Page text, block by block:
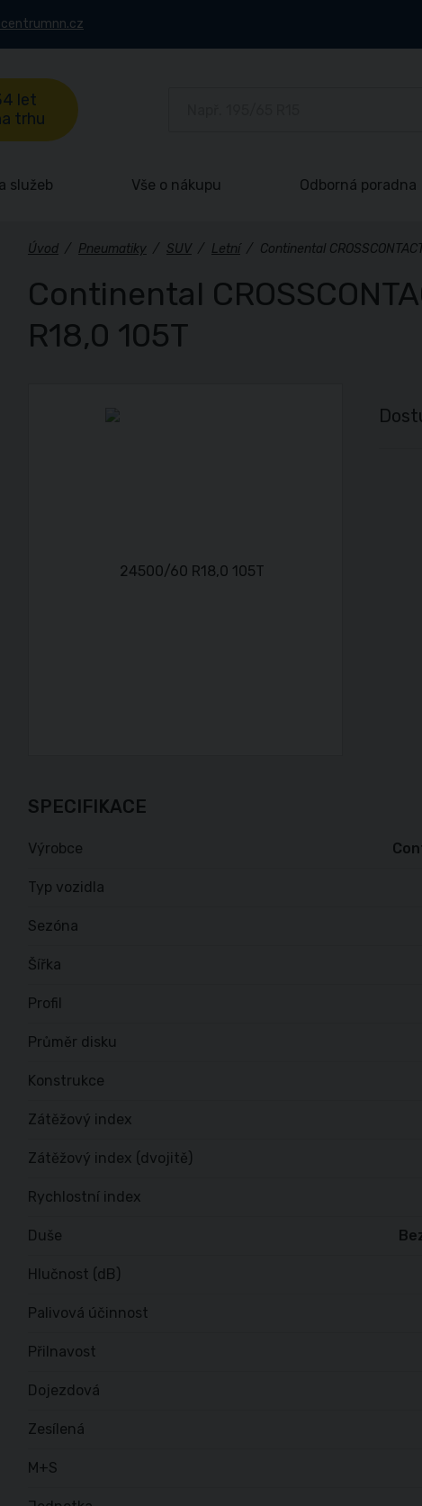
let
trhu
služeb Vše o nákupu Odborná poradna
Úvod / Pneumatiky / SUV / Letní / Continental
Continental
R18,0 105T
SPECIFIKACE
Výrobce
Typ vozidla
Sezóna
Šířka
Profil
Průměr disku
Konstrukce
Zátěžový index
Zátěžový index (dvojitě)
Rychlostní index
Duše
Hlučnost (dB)
Palivová účinnost
Přilnavost
Dojezdová
Zesílená
M+S